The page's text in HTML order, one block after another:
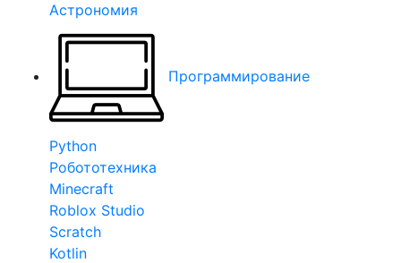
Астрономия
Программирование
Python
Робототехника
Minecraft
Roblox Studio
Scratch
Kotlin